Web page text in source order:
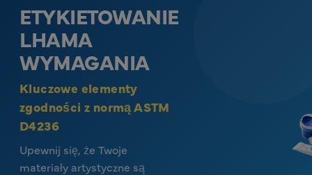
ETYKIETOWANIE
LHAMA
WYMAGANIA
Kluczowe elementy
zgodności z normą ASTM
D4236
Upewnij się, że Twoje
materiały artystyczne są